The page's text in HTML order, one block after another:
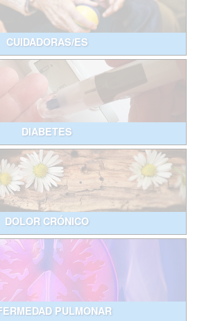
CUIDADORAS/ES
DIABETES
DOLOR CRÓNICO
PULMONAR